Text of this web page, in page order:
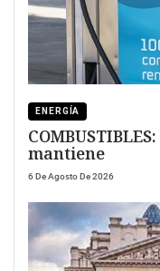
ENERGÍA
mantiene
6 De Agosto De 2026